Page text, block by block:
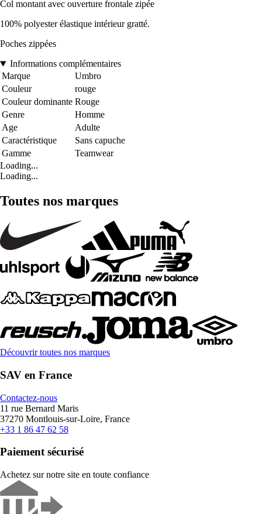
Col montant avec ouverture frontale zipée
100% polyester élastique intérieur gratté.
Poches zippées
Informations complémentaires
Marque
Umbro
Couleur
rouge
Couleur dominante Rouge
Genre
Homme
Age
Adulte
Caractéristique
Sans capuche
Gamme
Teamwear
Loading...
Loading...
Toutes nos marques
Découvrir toutes nos marques
SAV en France
Contactez-nous
11 rue Bernard Maris
37270 Montlouis-sur-Loire, France
+33 1 86 47 62 58
Paiement sécurisé
Achetez sur notre site en toute confiance